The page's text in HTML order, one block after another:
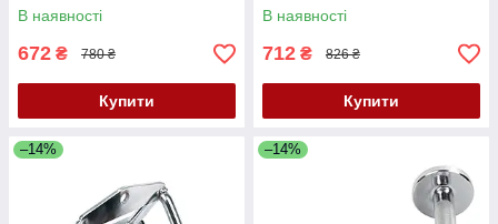
В наявності
672 ₴ 780 ₴
Купити
В наявності
712 ₴ 826 ₴
Купити
–14% –14%